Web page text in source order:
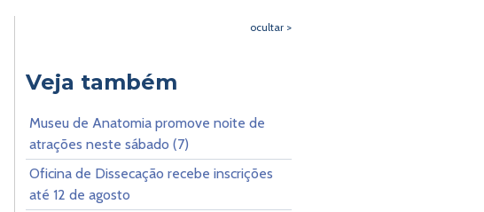
ocultar >
Veja também
Museu de Anatomia promove noite de
atrações neste sábado (7)
Oficina de Dissecação recebe inscrições
até 12 de agosto